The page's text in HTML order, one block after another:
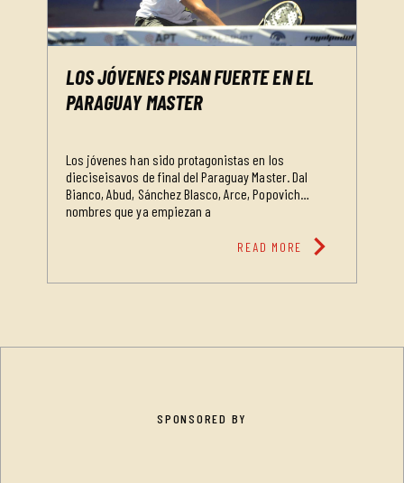
LOS JÓVENES PISAN FUERTE EN EL
PARAGUAY MASTER
Los jóvenes han sido protagonistas en los
dieciseisavos de final del Paraguay Master. Dal
Bianco, Abud, Sánchez Blasco, Arce, Popovich…
nombres que ya empiezan a
READ MORE chevron_right
SPONSORED BY